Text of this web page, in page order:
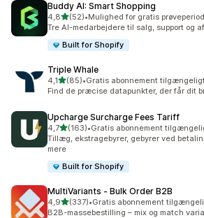
Buddy AI: Smart Shopping
4,8ud af 5 stjerner
(52)
52 anmeldelser i alt
•Mulighed for gratis
Tre AI-medarbejdere til salg, support og
Built for Shopify
Triple Whale
4,1ud af 5 stjerner
(85)
85 anmeldelser i alt
•Gratis abonnement
Find de præcise datapunkter, der får dit
Upcharge Surcharge Fees Tariff
4,7ud af 5 stjerner
(163)
163 anmeldelser i alt
•Gratis abonnement
Tillæg, ekstragebyrer, gebyrer ved
mere
Built for Shopify
MultiVariants ‑ Bulk Order B2B
4,9ud af 5 stjerner
(337)
337 anmeldelser i alt
•Gratis abonnement
B2B-massebestilling – mix og match